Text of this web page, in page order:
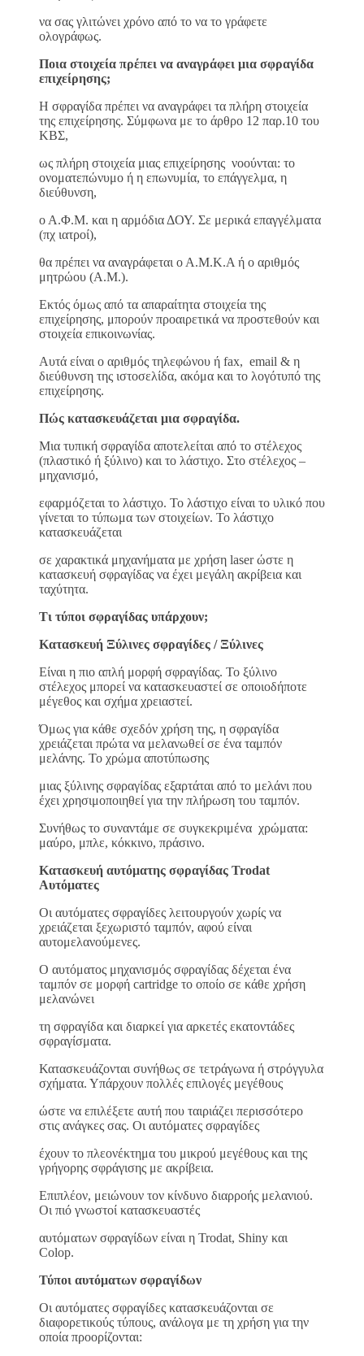
να σας γλιτώνει χρόνο από το να το γράφετε
ολογράφως.
Ποια στοιχεία πρέπει να αναγράφει μια σφραγίδα
επιχείρησης;
Η σφραγίδα πρέπει να αναγράφει τα πλήρη στοιχεία
της επιχείρησης. Σύμφωνα με το άρθρο 12 παρ.10 του
ΚΒΣ,
ως πλήρη στοιχεία μιας επιχείρησης νοούνται: το
ονοματεπώνυμο ή η επωνυμία, το επάγγελμα, η
διεύθυνση,
ο Α.Φ.Μ. και η αρμόδια ΔΟΥ. Σε μερικά επαγγέλματα
(πχ ιατροί),
θα πρέπει να αναγράφεται ο Α.Μ.Κ.Α ή ο αριθμός
μητρώου (Α.Μ.).
Εκτός όμως από τα απαραίτητα στοιχεία της
επιχείρησης, μπορούν προαιρετικά να προστεθούν και
στοιχεία επικοινωνίας.
Αυτά είναι ο αριθμός τηλεφώνου ή fax, email & η
διεύθυνση της ιστοσελίδα, ακόμα και το λογότυπό της
επιχείρησης.
Πώς κατασκευάζεται μια σφραγίδα.
Μια τυπική σφραγίδα αποτελείται από το στέλεχος
(πλαστικό ή ξύλινο) και το λάστιχο. Στο στέλεχος –
μηχανισμό,
εφαρμόζεται το λάστιχο. Το λάστιχο είναι το υλικό που
γίνεται το τύπωμα των στοιχείων. Το λάστιχο
κατασκευάζεται
σε χαρακτικά μηχανήματα με χρήση laser ώστε η
κατασκευή σφραγίδας να έχει μεγάλη ακρίβεια και
ταχύτητα.
Τι τύποι σφραγίδας υπάρχουν;
Κατασκευή Ξύλινες σφραγίδες / Ξύλινες
Είναι η πιο απλή μορφή σφραγίδας. Το ξύλινο
στέλεχος μπορεί να κατασκευαστεί σε οποιοδήποτε
μέγεθος και σχήμα χρειαστεί.
Όμως για κάθε σχεδόν χρήση της, η σφραγίδα
χρειάζεται πρώτα να μελανωθεί σε ένα ταμπόν
μελάνης. Το χρώμα αποτύπωσης
μιας ξύλινης σφραγίδας εξαρτάται από το μελάνι που
έχει χρησιμοποιηθεί για την πλήρωση του ταμπόν.
Συνήθως το συναντάμε σε συγκεκριμένα χρώματα:
μαύρο, μπλε, κόκκινο, πράσινο.
Κατασκευή αυτόματης σφραγίδας Trodat
Αυτόματες
Οι αυτόματες σφραγίδες λειτουργούν χωρίς να
χρειάζεται ξεχωριστό ταμπόν, αφού είναι
αυτομελανούμενες.
Ο αυτόματος μηχανισμός σφραγίδας δέχεται ένα
ταμπόν σε μορφή cartridge το οποίο σε κάθε χρήση
μελανώνει
τη σφραγίδα και διαρκεί για αρκετές εκατοντάδες
σφραγίσματα.
Κατασκευάζονται συνήθως σε τετράγωνα ή στρόγγυλα
σχήματα. Υπάρχουν πολλές επιλογές μεγέθους
ώστε να επιλέξετε αυτή που ταιριάζει περισσότερο
στις ανάγκες σας. Οι αυτόματες σφραγίδες
έχουν το πλεονέκτημα του μικρού μεγέθους και της
γρήγορης σφράγισης με ακρίβεια.
Επιπλέον, μειώνουν τον κίνδυνο διαρροής μελανιού.
Οι πιό γνωστοί κατασκευαστές
αυτόματων σφραγίδων είναι η Trodat, Shiny και
Colop.
Τύποι αυτόματων σφραγίδων
Οι αυτόματες σφραγίδες κατασκευάζονται σε
διαφορετικούς τύπους, ανάλογα με τη χρήση για την
οποία προορίζονται: